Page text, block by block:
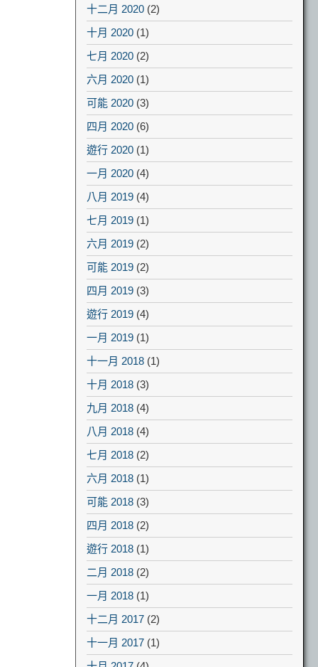
十二月 2020 (2)
十月 2020 (1)
七月 2020 (2)
六月 2020 (1)
可能 2020 (3)
四月 2020 (6)
遊行 2020 (1)
一月 2020 (4)
八月 2019 (4)
七月 2019 (1)
六月 2019 (2)
可能 2019 (2)
四月 2019 (3)
遊行 2019 (4)
一月 2019 (1)
十一月 2018 (1)
十月 2018 (3)
九月 2018 (4)
八月 2018 (4)
七月 2018 (2)
六月 2018 (1)
可能 2018 (3)
四月 2018 (2)
遊行 2018 (1)
二月 2018 (2)
一月 2018 (1)
十二月 2017 (2)
十一月 2017 (1)